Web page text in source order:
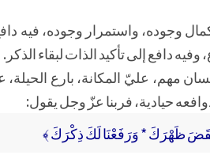
وجوده، واستمرار وجوده، فيه
دافع إلى تأكيد الذات لبقاء الذكر.
مهم، عليّ المكانة، بارع الحيلة،
حيادية، فربنا عزّ وجل يقول:
ظَهْرَكَ * وَرَفَعْنَا لَكَ ذِكْرَكَ ﴾